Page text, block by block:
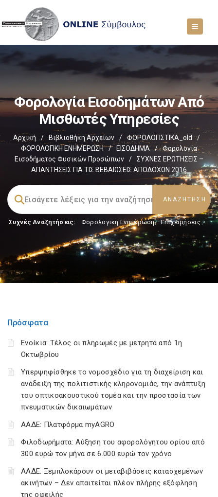
Φορολογία Εισοδημάτων Από
Μισθωτές Υπηρεσίες
Αρχική / Βιβλιοθήκη Αρχείων / ΦΟΡΟΛΟΓΙΣΤΙΚΑ_old
/
ΦΟΡΟΛΟΓΙΚΗ ΕΝΗΜΕΡΩΣΗ
/ ΕΙΣΟΔΗΜΑ /
Φορολογία
Εισοδήματος Φυσικών Προσώπων
/
ΣΥΧΝΕΣ ΕΡΩΤΗΣΕΙΣ –
ΑΠΑΝΤΗΣΕΙΣ ΓΙΑ ΤΙΣ ΒΕΒΑΙΩΣΕΙΣ ΑΠΟΔΟΧΩΝ 2016
Συχνές Αναζητήσεις: Φορολογικη Ενημέρωση, Επιχειρήσεις
Πρόσφατα
Ενοίκια: Τέλος οι πληρωμές με μετρητά από 1η
Οκτωβρίου
Υπερψηφίσθηκε το νομοσχέδιο για τη διαχείριση και
ανάδειξη της πολιτιστικής κληρονομιάς, την ανάπτυξη
του οπτικοακουστικού τομέα και την προστασία των
πνευματικών δικαιωμάτων
ΑΑΔΕ: Πλατφόρμα myAGRO
Φιλοδωρήματα: Αύξηση του αφορολόγητου ορίου από
300 ευρώ τον μήνα σε 6.000 ευρώ τον χρόνο
ΑΑΔΕ: Ξεμπλοκάρουν οι μεταβιβάσεις κατασχεμένων
ακινήτων – Δεν απαιτείται πλέον πλήρης εξόφληση
της οφειλής